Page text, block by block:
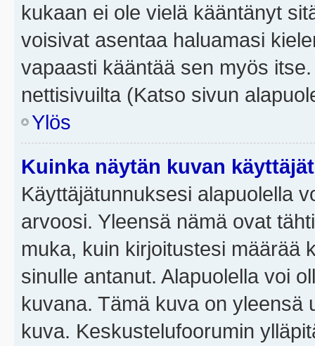
kukaan ei ole vielä kääntänyt
voisivat asentaa haluamasi
vapaasti kääntää sen myös
nettisivuilta (Katso sivun
Ylös
Kuinka näytän kuvan
Käyttäjätunnuksesi alapuolella
arvoosi. Yleensä nämä ovat
muka, kuin kirjoitustesi määrää
sinulle antanut. Alapuolella voi
kuvana. Tämä kuva on yleensä
kuva. Keskustelufoorumin